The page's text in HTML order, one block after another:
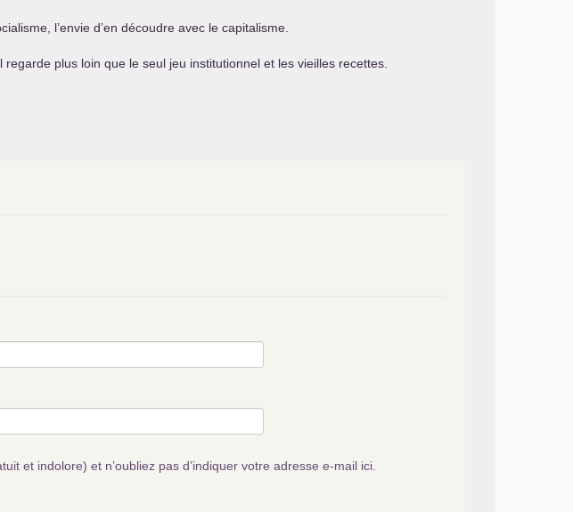
l’envie d’en découdre avec le capitalisme.
regarde plus loin que le seul jeu institutionnel et les vieilles recettes.
et indolore) et n’oubliez pas d’indiquer votre adresse e-mail ici.